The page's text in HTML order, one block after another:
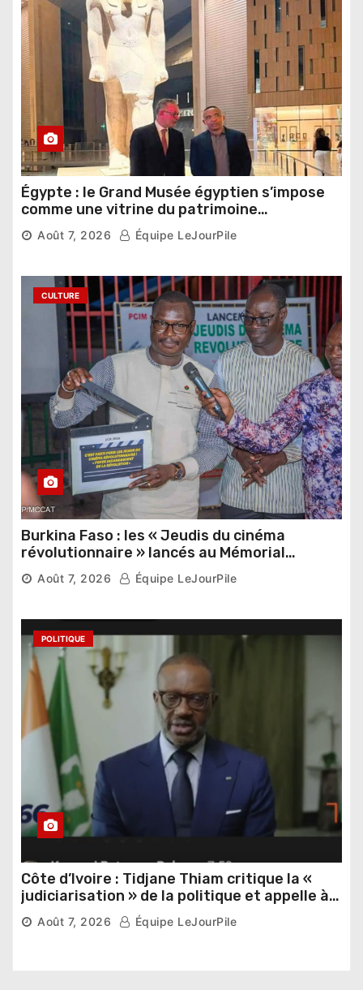
Égypte : le Grand Musée égyptien s’impose
comme une vitrine du patrimoine
pharaonique auprès des dirigeants
étrangers
Août 7, 2026 Équipe LeJourPile
CULTURE
Burkina Faso : les « Jeudis du cinéma
révolutionnaire » lancés au Mémorial
Thomas Sankara
Août 7, 2026 Équipe LeJourPile
POLITIQUE
Côte d’Ivoire : Tidjane Thiam critique la «
judiciarisation » de la politique et appelle à
poursuivre l’apaisement
Août 7, 2026 Équipe LeJourPile